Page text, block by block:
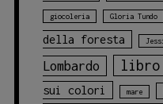
giocoleria Gloria Tundo
della foresta
Lombardo
sui colori
mare